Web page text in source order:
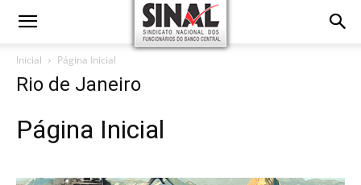
Inicial Página Inicial
Rio de Janeiro
Página Inicial